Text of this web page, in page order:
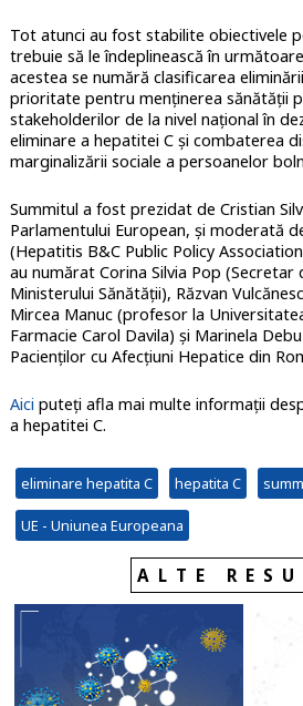
Tot atunci au fost stabilite obiectivele
trebuie să le îndeplinească în
acestea se numără clasificarea
prioritate pentru menținerea sănătății
stakeholderilor de la nivel național în
eliminare a hepatitei C și combaterea
marginalizării sociale a persoanelor
Summitul a fost prezidat de Cristian
Parlamentului European, și moderată
(Hepatitis B&C Public Policy
au numărat Corina Silvia Pop (Secretar
Ministerului Sănătății), Răzvan
Mircea Manuc (profesor la
Farmacie Carol Davila) și Marinela
Pacienților cu Afecțiuni Hepatice din
Aici puteți afla mai multe informații
a hepatitei C.
eliminare hepatita C hepatita C
UE - Uniunea Europeana
ALTE